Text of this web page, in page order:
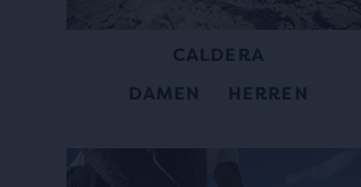
CALDERA
DAMEN
HERREN